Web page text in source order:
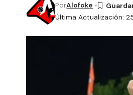
Última Actualización:
PorAlofoke